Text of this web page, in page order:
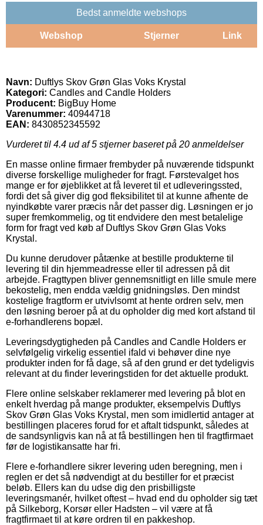
Bedst anmeldte webshops
Webshop Stjerner Link
Navn: Duftlys Skov Grøn Glas Voks Krystal
Kategori: Candles and Candle Holders
Producent: BigBuy Home
Varenummer: 40944718
EAN: 8430852345592
Vurderet til 4.4 ud af 5 stjerner baseret på 20 anmeldelser
En masse online firmaer frembyder på nuværende tidspunkt
diverse forskellige muligheder for fragt. Førstevalget hos
mange er for øjeblikket at få leveret til et udleveringssted,
fordi det så giver dig god fleksibilitet til at kunne afhente de
nyindkøbte varer præcis når det passer dig. Løsningen er jo
super fremkommelig, og tit endvidere den mest betalelige
form for fragt ved køb af Duftlys Skov Grøn Glas Voks
Krystal.
Du kunne derudover påtænke at bestille produkterne til
levering til din hjemmeadresse eller til adressen på dit
arbejde. Fragttypen bliver gennemsnitligt en lille smule mere
bekostelig, men endda vældig gnidningsløs. Den mindst
kostelige fragtform er utvivlsomt at hente ordren selv, men
den løsning beroer på at du opholder dig med kort afstand til
e-forhandlerens bopæl.
Leveringsdygtigheden på Candles and Candle Holders er
selvfølgelig virkelig essentiel ifald vi behøver dine nye
produkter inden for få dage, så af den grund er det tydeligvis
relevant at du finder leveringstiden for det aktuelle produkt.
Flere online selskaber reklamerer med levering på blot en
enkelt hverdag på mange produkter, eksempelvis Duftlys
Skov Grøn Glas Voks Krystal, men som imidlertid antager at
bestillingen placeres forud for et aftalt tidspunkt, således at
de sandsynligvis kan nå at få bestillingen hen til fragtfirmaet
før de logistikansatte har fri.
Flere e-forhandlere sikrer levering uden beregning, men i
reglen er det så nødvendigt at du bestiller for et præcist
beløb. Ellers kan du udse dig den prisbilligste
leveringsmanér, hvilket oftest – hvad end du opholder sig tæt
på Silkeborg, Korsør eller Hadsten – vil være at få
fragtfirmaet til at køre ordren til en pakkeshop.